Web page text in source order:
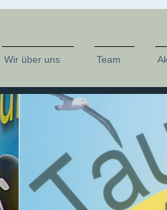
Wir über uns Team